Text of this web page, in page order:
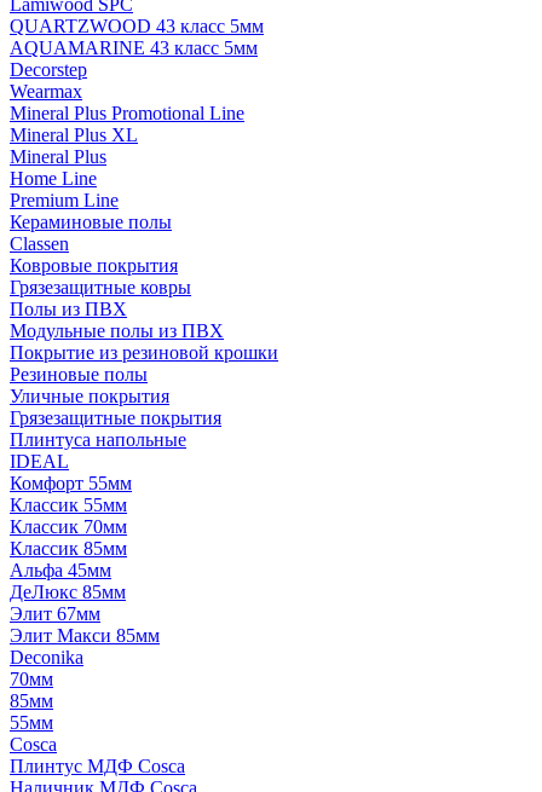
Lamiwood SPC
QUARTZWOOD 43 класс 5мм
AQUAMARINE 43 класс 5мм
Decorstep
Wearmax
Mineral Plus Promotional Line
Mineral Plus XL
Mineral Plus
Home Line
Premium Line
Кераминовые полы
Classen
Ковровые покрытия
Грязезащитные ковры
Полы из ПВХ
Модульные полы из ПВХ
Покрытие из резиновой крошки
Резиновые полы
Уличные покрытия
Грязезащитные покрытия
Плинтуса напольные
IDEAL
Комфорт 55мм
Классик 55мм
Классик 70мм
Классик 85мм
Альфа 45мм
ДеЛюкс 85мм
Элит 67мм
Элит Макси 85мм
Deconika
70мм
85мм
55мм
Cosca
Плинтус МДФ Cosca
Наличник МДФ Cosca